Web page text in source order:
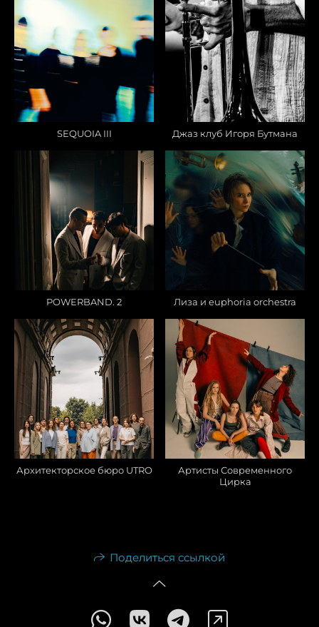
SEQUOIA III Джаз клуб Игоря Бутмана
POWERBAND. 2 Лиза и euphoria orchestra
Архитекторское бюро UTRO
Артисты Современного
Цирка
Поделиться ссылкой